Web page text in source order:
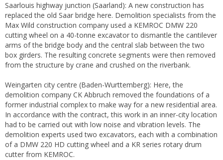
Saarlouis highway junction (Saarland): A new construction has
replaced the old Saar bridge here. Demolition specialists from the
Max Wild construction company used a KEMROC DMW 220
cutting wheel on a 40-tonne excavator to dismantle the cantilever
arms of the bridge body and the central slab between the two
box girders. The resulting concrete segments were then removed
from the structure by crane and crushed on the riverbank.
Weingarten city centre (Baden-Wurttemberg): Here, the
demolition company CK Abbruch removed the foundations of a
former industrial complex to make way for a new residential area.
In accordance with the contract, this work in an inner-city location
had to be carried out with low noise and vibration levels. The
demolition experts used two excavators, each with a combination
of a DMW 220 HD cutting wheel and a KR series rotary drum
cutter from KEMROC.